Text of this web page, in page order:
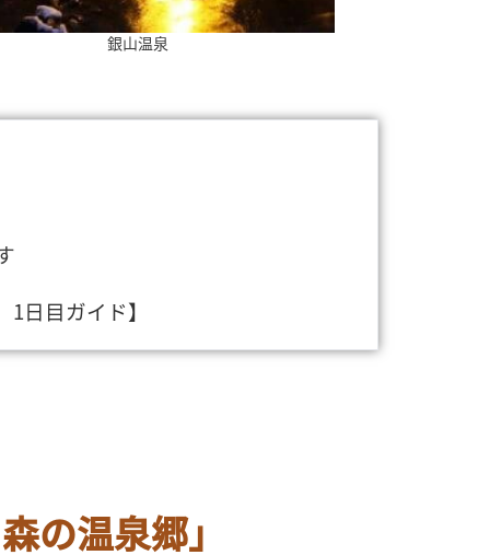
銀山温泉
日目ガイド】
の温泉郷」